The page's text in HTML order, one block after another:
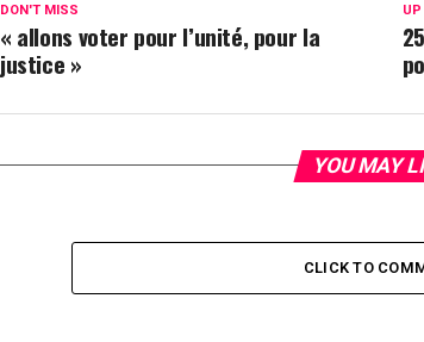
UP
DON'T MISS
« allons voter pour l’unité, pour la
justice »
YOU MAY
CLICK TO